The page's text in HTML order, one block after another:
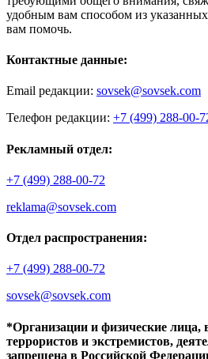
удобным вам способом из
вам помочь.
Контактные данные:
Email редакции: sovsek@sovsek.com
Телефон редакции: +7 (499) 288-00-
Рекламный отдел:
+7 (499) 288-00-72
reklama@sovsek.com
Отдел распространения:
+7 (499) 288-00-72
sovsek@sovsek.com
*Организации и физические лица,
террористов и экстремистов,
запрещена в Российской